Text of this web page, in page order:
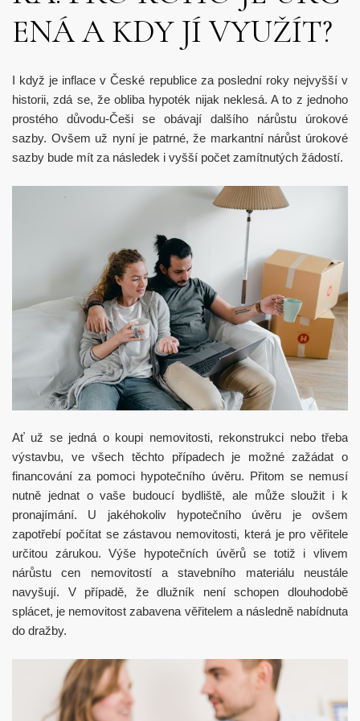
ENÁ A KDY JÍ VYUŽÍT?
I když je inflace v České republice za poslední roky nejvyšší v
historii, zdá se, že obliba hypoték nijak neklesá. A to z jednoho
prostého důvodu-Češi se obávají dalšího nárůstu úrokové
sazby. Ovšem už nyní je patrné, že markantní nárůst úrokové
sazby bude mít za následek i vyšší počet zamítnutých žádostí.
Ať už se jedná o koupi nemovitosti, rekonstrukci nebo třeba
výstavbu, ve všech těchto případech je možné zažádat o
financování za pomoci hypotečního úvěru. Přitom se nemusí
nutně jednat o vaše budoucí bydliště, ale může sloužit i k
pronajímání. U jakéhokoliv hypotečního úvěru je ovšem
zapotřebí počítat se zástavou nemovitosti, která je pro věřitele
určitou zárukou. Výše hypotečních úvěrů se totiž i vlivem
nárůstu cen nemovitostí a stavebního materiálu neustále
navyšují. V případě, že dlužník není schopen dlouhodobě
splácet, je nemovitost zabavena věřitelem a následně nabídnuta
do dražby.